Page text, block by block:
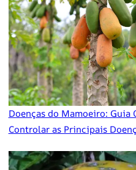
Doenças do Mamoeiro: Guia
Controlar as Principais